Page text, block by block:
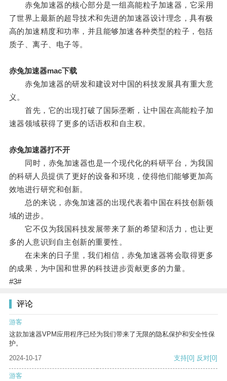
赤兔加速器的核心部分是一组高能粒子加速器，它采用
了世界上最新的超导技术和先进的加速器设计理念，具有极
高的加速精度和功率，并且能够加速各种类型的粒子，包括
质子、离子、电子等。
赤兔加速器mac下载
赤兔加速器的研发和建设对中国的科技发展具有重大意
义。
首先，它的出现打破了国际垄断，让中国在高能粒子加
速器领域获得了更多的话语权和自主权。
赤兔加速器打不开
同时，赤兔加速器也是一个现代化的科研平台，为我国
的科研人员提供了更好的设备和环境，使得他们能够更加高
效地进行研究和创新。
总的来说，赤兔加速器的出现代表着中国在科技创新领
域的进步。
它不仅为我国科技发展带来了新的希望和活力，也让更
多的人意识到自主创新的重要性。
在未来的日子里，我们相信，赤兔加速器将会取得更多
的成果，为中国和世界的科技进步贡献更多的力量。
#3#
评论
游客
这款加速器VPM应用程序已经为我们带来了无限的隐私保护和安全性保
护。
2024-10-17
支持[0] 反对[0]
游客